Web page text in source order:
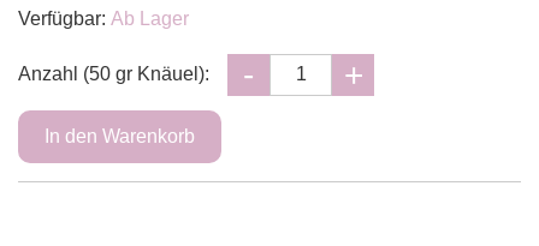
Verfügbar: Ab Lager
Anzahl (50 gr Knäuel):